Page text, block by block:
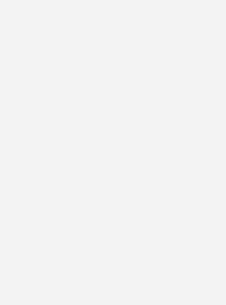
und ist heute auch
aus der betrieblichen
im Café oder im
stellt die
Im Kongressblock
Aktuell 2022
bei mobiler Arbeit
auf die betriebliche